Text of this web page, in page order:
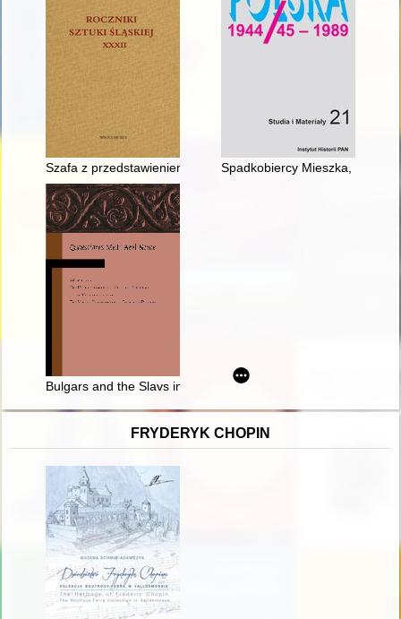
Szafa z przedstawieniem Ostatniej Wieczerzy w Muzeum
Spadkobiercy Mieszka,
Bulgars and the Slavs in early medieval Bulgaria : the
FRYDERYK CHOPIN